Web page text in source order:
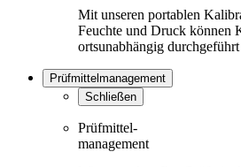
Mit unseren portablen
Feuchte und Druck können
ortsunabhängig
Prüfmittelmanagement
Schließen
Prüfmittel-
management